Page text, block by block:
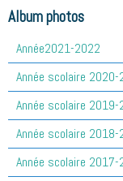
Album photos
Année2021-2022
Année scolaire
Année scolaire 2019-
Année scolaire 2018-
Année scolaire 2017-